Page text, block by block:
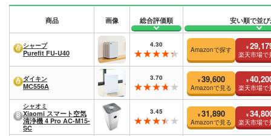
商品 画像 総合評価順 安い順で並
シャープ
Purefit FU-U40
4.30
Amazonで探す ¥
楽天市場で
ダイキン
MC556A
3.70 ¥ 39,600
Amazonで見る
¥
楽天市場で
シャオミ
Xiaomi スマート空気
清浄機 4 Pro AC-M15-
SC
3.45 ¥ 31,890
Amazonで見る
¥
楽天市場で